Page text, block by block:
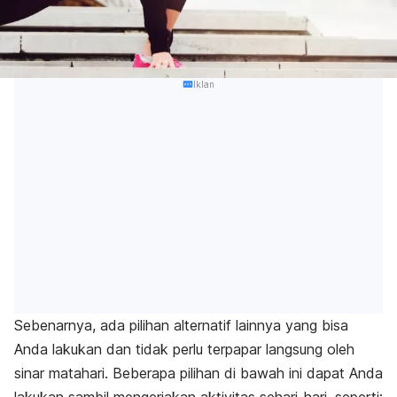
Iklan
Sebenarnya, ada pilihan alternatif lainnya yang bisa
Anda lakukan dan tidak perlu terpapar langsung oleh
sinar matahari. Beberapa pilihan di bawah ini dapat Anda